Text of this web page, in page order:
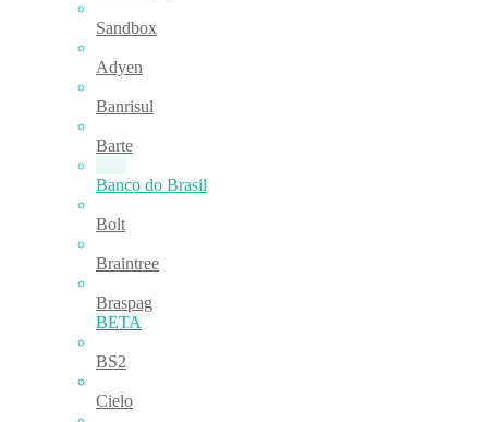
Sandbox
Adyen
Banrisul
Barte
Banco do Brasil
Bolt
Braintree
Braspag
BETA
BS2
Cielo